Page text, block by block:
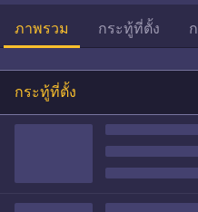
ภาพรวม กระทู้ที่ตั้ง
กระทู้ที่ตั้ง